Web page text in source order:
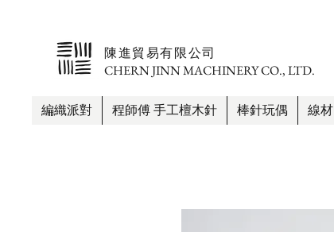
​陳進貿易有限公司
CHERN JINN MACHINERY CO., LTD.
編織派對 程師傅 手工檀木針 棒針玩偶 線材